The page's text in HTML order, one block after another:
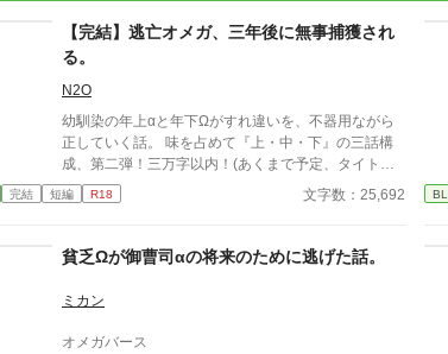
【完結】逃亡オメガ、三年後に無事捕獲され
る。
N2O
幼馴染の年上αと年下Ωがすれ違いを、不器用ながら
正していく話。 味を占めて『上・中・下』の三話構
成、第二弾！三万字以内！(あくまで予定、タイトル
と文量変わったらごめんなさい) ※無事予定通り終わ
りました！(追記:2025.8.3) 表紙絵 ⇨うつやすみ 様(X:
メガバース設定をお借りしています。独自部分もある
かも。 ※素人作品、ふんわり設定許してください。
完結 短編 R18 文字数：25,692 BL
貧乏Ωが御曹司αの将来のために逃げた話。
ミカン
オメガバース